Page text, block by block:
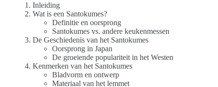
Inleiding
Wat is een Santokumes?
Definitie en oorsprong
Santokumes vs. andere keukenmessen
De Geschiedenis van het Santokumes
Oorsprong in Japan
De groeiende populariteit in het Westen
Kenmerken van het Santokumes
Bladvorm en ontwerp
Materiaal van het lemmet